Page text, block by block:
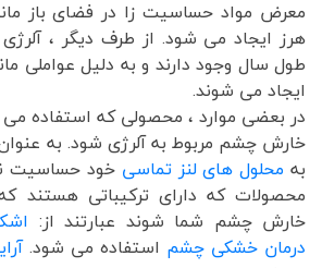
معرض مواد حساسیت زا در فضای باز
هرز ایجاد می شود. از طرف دیگر ،
طول سال وجود دارند و به دلیل عواملی
ایجاد می شوند.
در بعضی موارد ، محصولی که استفاده
خارش چشم مربوط به آلرژی شود. به عنوان
بهمحلول های لنز تماسی خود حساسیت
محصولات که دارای ترکیباتی
خارش چشم شما شوند عبارتند از:
درمان خشکی چشم استفاده می شود.